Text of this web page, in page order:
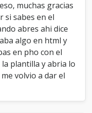
muchas gracias
si sabes en el
abres ahi dice
algo en html y
en pho con el
plantilla y abria lo
volvio a dar el